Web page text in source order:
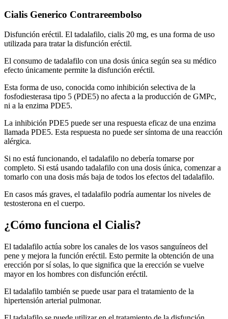
Cialis Generico Contrareembolso
Disfunción eréctil. El tadalafilo, cialis 20 mg, es una forma de uso
utilizada para tratar la disfunción eréctil.
El consumo de tadalafilo con una dosis única según sea su médico
efecto únicamente permite la disfunción eréctil.
Esta forma de uso, conocida como inhibición selectiva de la
fosfodiesterasa tipo 5 (PDE5) no afecta a la producción de GMPc,
ni a la enzima PDE5.
La inhibición PDE5 puede ser una respuesta eficaz de una enzima
llamada PDE5. Esta respuesta no puede ser síntoma de una reacción
alérgica.
Si no está funcionando, el tadalafilo no debería tomarse por
completo. Si está usando tadalafilo con una dosis única, comenzar a
tomarlo con una dosis más baja de todos los efectos del tadalafilo.
En casos más graves, el tadalafilo podría aumentar los niveles de
testosterona en el cuerpo.
¿Cómo funciona el Cialis?
El tadalafilo actúa sobre los canales de los vasos sanguíneos del
pene y mejora la función eréctil. Esto permite la obtención de una
erección por sí solas, lo que significa que la erección se vuelve
mayor en los hombres con disfunción eréctil.
El tadalafilo también se puede usar para el tratamiento de la
hipertensión arterial pulmonar.